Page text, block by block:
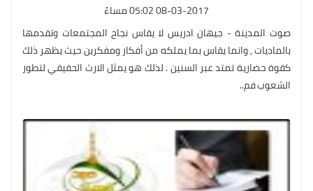
08-03-2017 05:02 مساءً
صوت المدينة - جيهان ادريس لا يقاس نجاح المجتمعات وتقدمها
بالماديات , وانما يقاس بما يملكه من أفكار ومفكرين حيث يظهر ذلك
كقوة حضارية تمتد عبر السنين . لذلك هو يمثل الارث الحقيقي لتطور
الشعوب فم..